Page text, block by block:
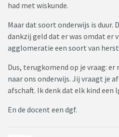
had met wiskunde.
Maar dat soort onderwijs is duur.
dankzij geld dat er was omdat er
agglomeratie een soort van
Dus, terugkomend op je vraag:
naar ons onderwijs. Jij vraagt je
afschaft. Ik denk dat elk kind een
En de docent een dgf.